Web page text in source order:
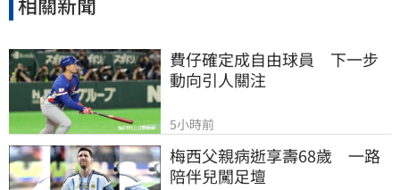
費仔確定成自由球員　下一步
動向引人關注
5小時前
梅西父親病逝享壽68歲　一路
陪伴兒闖足壇